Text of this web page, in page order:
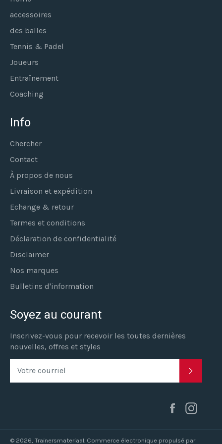
accessoires
des balles
Tennis & Padel
Joueurs
Entraînement
Coaching
Info
Chercher
Contact
À propos de nous
Livraison et expédition
Echange & retour
Termes et conditions
Déclaration de confidentialité
Disclaimer
Nos marques
Bulletins d'information
Soyez au courant
Inscrivez-vous pour recevoir les toutes dernières
nouvelles, offres et styles
Facebook
© 2026, Trainersmateriaal. Commerce électronique propulsé par